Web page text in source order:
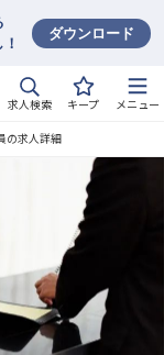
ダウンロード
求人検索 キープ メニュー
の求人詳細